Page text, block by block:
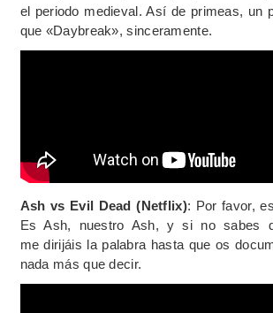
el periodo medieval. Así de primeas, un
que «Daybreak», sinceramente.
Ash vs Evil Dead (Netflix): Por favor,
Es Ash, nuestro Ash, y si no sabes
me dirijáis la palabra hasta que os
nada más que decir.